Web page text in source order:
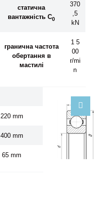
статична
вантажність C0
370
,5
kN
гранична частота
обертання в
мастилі
1 5
00
r/mi
n
220 mm
400 mm
65 mm